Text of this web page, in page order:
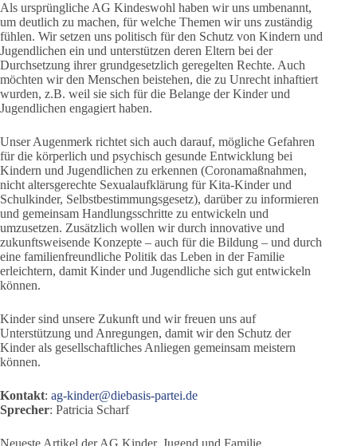
Als ursprüngliche AG Kindeswohl haben wir uns umbenannt,
um deutlich zu machen, für welche Themen wir uns zuständig
fühlen. Wir setzen uns politisch für den Schutz von Kindern und
Jugendlichen ein und unterstützen deren Eltern bei der
Durchsetzung ihrer grundgesetzlich geregelten Rechte. Auch
möchten wir den Menschen beistehen, die zu Unrecht inhaftiert
wurden, z.B. weil sie sich für die Belange der Kinder und
Jugendlichen engagiert haben.
Unser Augenmerk richtet sich auch darauf, mögliche Gefahren
für die körperlich und psychisch gesunde Entwicklung bei
Kindern und Jugendlichen zu erkennen (Coronamaßnahmen,
nicht altersgerechte Sexualaufklärung für Kita-Kinder und
Schulkinder, Selbstbestimmungsgesetz), darüber zu informieren
und gemeinsam Handlungsschritte zu entwickeln und
umzusetzen. Zusätzlich wollen wir durch innovative und
zukunftsweisende Konzepte – auch für die Bildung – und durch
eine familienfreundliche Politik das Leben in der Familie
erleichtern, damit Kinder und Jugendliche sich gut entwickeln
können.
Kinder sind unsere Zukunft und wir freuen uns auf
Unterstützung und Anregungen, damit wir den Schutz der
Kinder als gesellschaftliches Anliegen gemeinsam meistern
können.
Kontakt: ag-kinder@diebasis-partei.de
Sprecher: Patricia Scharf